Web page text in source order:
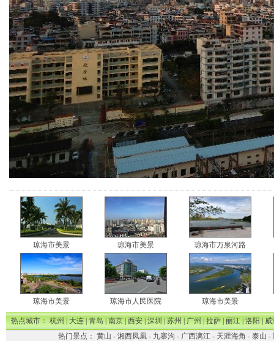
琼海市美景 琼海市美景 琼海市万泉河路
琼海市美景 琼海市人民医院 琼海市美景
热点城市：杭州|大连|青岛|南京|西安|深圳|苏州|广州|拉萨|丽江|洛阳|威
热门景点： 黄山 - 湘西凤凰- 九寨沟 - 广西漓江- 天涯海角 - 泰山 -